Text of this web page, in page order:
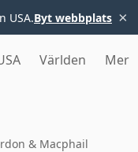
USA.Byt webbplats ×
Världen Mer
& Macphail